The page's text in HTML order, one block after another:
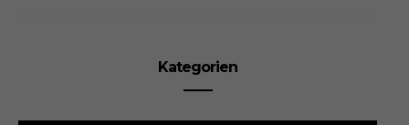
Kategorien